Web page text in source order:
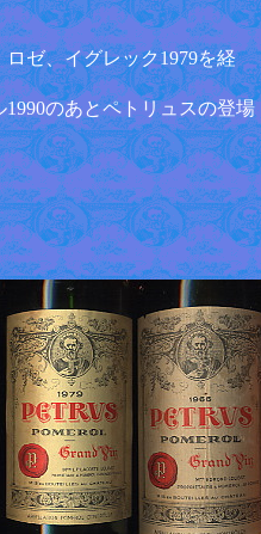
ゼ、イグレック1979を経
のあとペトリュスの登場